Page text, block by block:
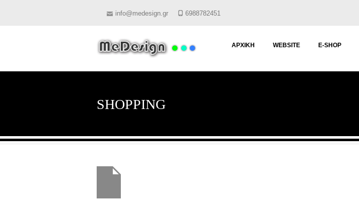
6988782451
info@medesign.gr
ΑΡΧΙΚΉ WEBSITE E-SHOP
SHOPPING